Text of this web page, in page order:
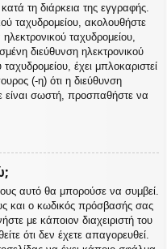
τη διάρκεια της εγγραφής.
ταχυδρομείου, ακολουθήστε
ταχυδρομείου,
διεύθυνση ηλεκτρονικού
έχει μπλοκαριστεί
(-η) ότι η διεύθυνση
είναι σωστή, προσπαθήστε να
αυτό θα μπορούσε να συμβεί.
και ο κωδικός πρόσβασής σας
με κάποιον διαχειριστή του
ότι δεν έχετε απαγορευθεί.